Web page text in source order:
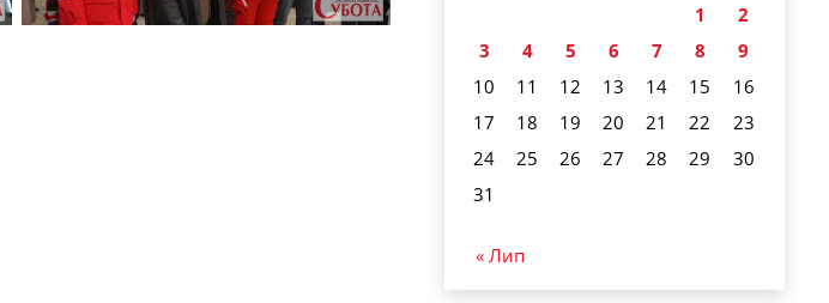
1
2
3
4 5 6 7 8
9
10
11 12 13 14 15
16
17
18 19 20 21 22
23
24
25 26 27 28 29
30
31
« Лип